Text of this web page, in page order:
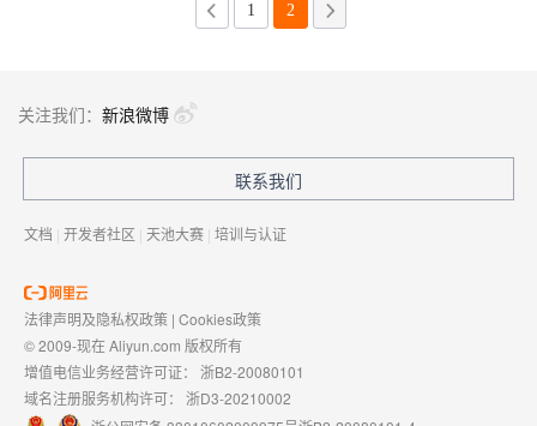
1 2
关注我们： 新浪微博
联系我们
文档 | 开发者社区 | 天池大赛 | 培训与认证
法律声明及隐私权政策 | Cookies政策
© 2009-现在 Aliyun.com 版权所有
增值电信业务经营许可证： 浙B2-20080101
域名注册服务机构许可： 浙D3-20210002